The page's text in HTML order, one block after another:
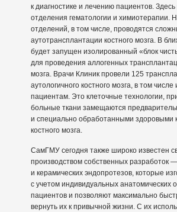
к диагностике и лечению пациентов.
отделения гематологии и химиотерапии.
отделений, в том числе, проводятся
аутотрансплантации костного мозга. В
будет запущен изолированный «блок
для проведения аллогенных
мозга. Врачи Клиник провели 125
аутологичного костного мозга, в том
пациентам. Это клеточные технологии,
больные ткани замещаются
и специально обработанными здоровыми
костного мозга.
СамГМУ сегодня также широко известен
производством собственных разработок
и керамических эндопротезов, которые
с учетом индивидуальных анатомических
пациентов и позволяют максимально
вернуть их к привычной жизни. С их